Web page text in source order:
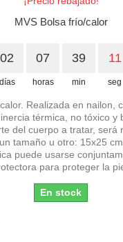
MVS Bolsa frío/calor
02
días
07
horas
39
min
10
seg
Realizada en nailon,
térmica, no tóxico y
del cuerpo a tratar, será
tamaño u otro: 15x25
puede usarse
para proteger la
En stock